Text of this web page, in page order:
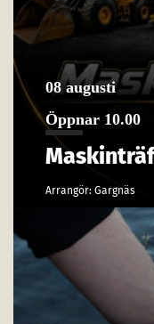
08 augusti
Öppnar 10.00
Arrangör: Gargnäs